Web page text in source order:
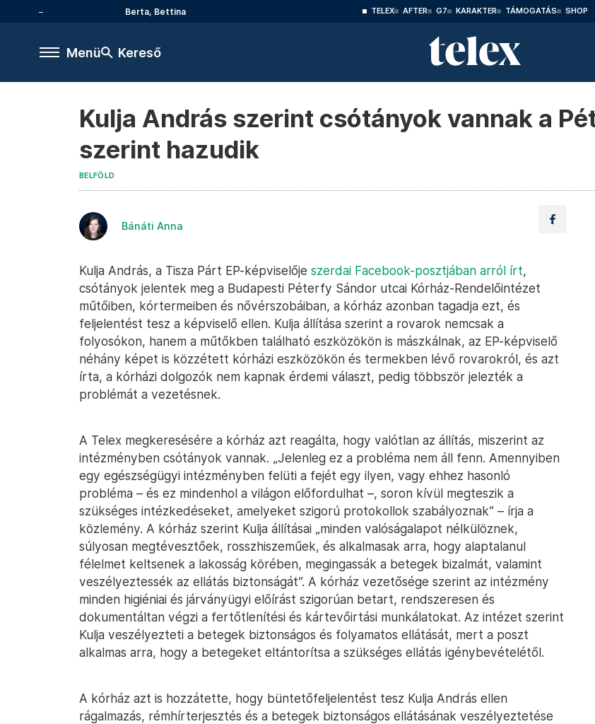
Berta, Bettina TELEX AFTER G7 KARAKTER TÁMOGATÁS SHOP
Menü Kereső
Kulja András szerint csótányok vannak a
szerint hazudik
BELFÖLD
Bánáti Anna
Kulja András, a Tisza Párt EP-képviselője szerdai Facebook-posztjában arról írt,
csótányok jelentek meg a Budapesti Péterfy Sándor utcai Kórház-Rendelőintézet
műtőiben, kórtermeiben és nővérszobáiban, a kórház azonban tagadja ezt, és
feljelentést tesz a képviselő ellen. Kulja állítása szerint a rovarok nemcsak a
folyosókon, hanem a műtőkben található eszközökön is mászkálnak, az EP-képviselő
néhány képet is közzétett kórházi eszközökön és termekben lévő rovarokról, és azt
írta, a kórházi dolgozók nem kapnak érdemi választ, pedig többször jelezték a
problémát a vezetésnek.
A Telex megkeresésére a kórház azt reagálta, hogy valótlan az állítás, miszerint az
intézményben csótányok vannak. „Jelenleg ez a probléma nem áll fenn. Amennyiben
egy egészségügyi intézményben felüti a fejét egy ilyen, vagy ehhez hasonló
probléma – és ez mindenhol a világon előfordulhat –, soron kívül megteszik a
szükséges intézkedéseket, amelyeket szigorú protokollok szabályoznak” – írja a
közlemény. A kórház szerint Kulja állításai „minden valóságalapot nélkülöznek,
súlyosan megtévesztőek, rosszhiszeműek, és alkalmasak arra, hogy alaptalanul
félelmet keltsenek a lakosság körében, megingassák a betegek bizalmát, valamint
veszélyeztessék az ellátás biztonságát”. A kórház vezetősége szerint az intézmény
minden higiéniai és járványügyi előírást szigorúan betart, rendszeresen és
dokumentáltan végzi a fertőtlenítési és kártevőirtási munkálatokat. Az intézet szerint
Kulja veszélyezteti a betegek biztonságos és folyamatos ellátását, mert a poszt
alkalmas arra, hogy a betegeket eltántorítsa a szükséges ellátás igénybevételétől.
A kórház azt is hozzátette, hogy büntetőfeljelentést tesz Kulja András ellen
rágalmazás, rémhírterjesztés és a betegek biztonságos ellátásának veszélyeztetése